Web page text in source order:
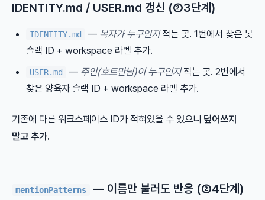
IDENTITY.md / USER.md 갱신 (②3단계)
IDENTITY.md — 복자가 누구인지적는 곳. 1번에서 찾은 봇
슬랙 ID + workspace 라벨 추가.
USER.md — 주인(호트만님)이 누구인지적는 곳. 2번에서
찾은 양육자 슬랙 ID + workspace 라벨 추가.
기존에 다른 워크스페이스 ID가 적혀있을 수 있으니 덮어쓰지
말고 추가.
mentionPatterns — 이름만 불러도 반응 (②4단계)